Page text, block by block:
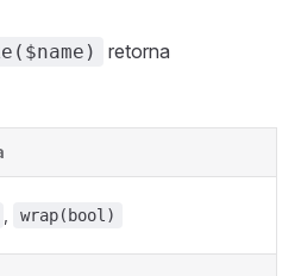
retorna
wrap(bool)